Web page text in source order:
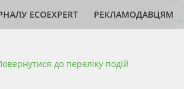
ECOEXPERT
РЕКЛАМОДАВЦЯМ
до переліку подій